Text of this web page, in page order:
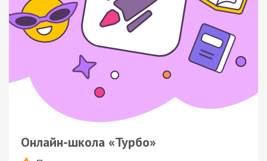
Онлайн-школа «Турбо»